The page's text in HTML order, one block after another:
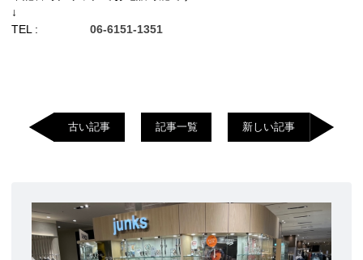
↓
TEL :
06-6151-1351
古い記事 記事一覧 新しい記事